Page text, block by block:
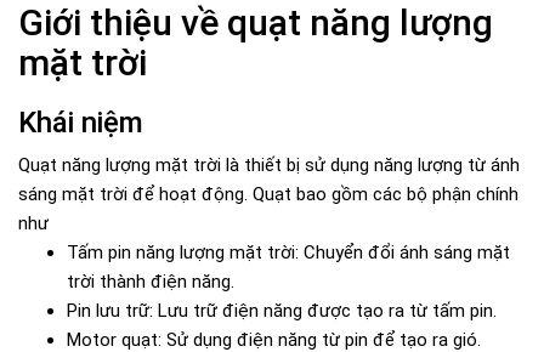
Giới thiệu về quạt năng lượng
mặt trời
Khái niệm
Quạt năng lượng mặt trời là thiết bị sử dụng năng lượng từ ánh
sáng mặt trời để hoạt động. Quạt bao gồm các bộ phận chính
như
Tấm pin năng lượng mặt trời: Chuyển đổi ánh sáng mặt
trời thành điện năng.
Pin lưu trữ: Lưu trữ điện năng được tạo ra từ tấm pin.
Motor quạt: Sử dụng điện năng từ pin để tạo ra gió.